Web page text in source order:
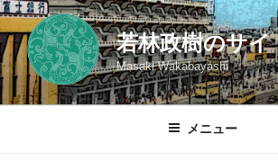
コ
ン
テ
ン
ツ
若林政樹のサイ
Masaki Wakabayashi
メニュー